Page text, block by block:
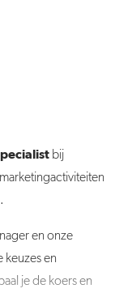
bij
en onze
keuzes en
je de koers en